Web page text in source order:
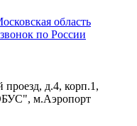
область
по России
д.4, корп.1,
м.Аэропорт